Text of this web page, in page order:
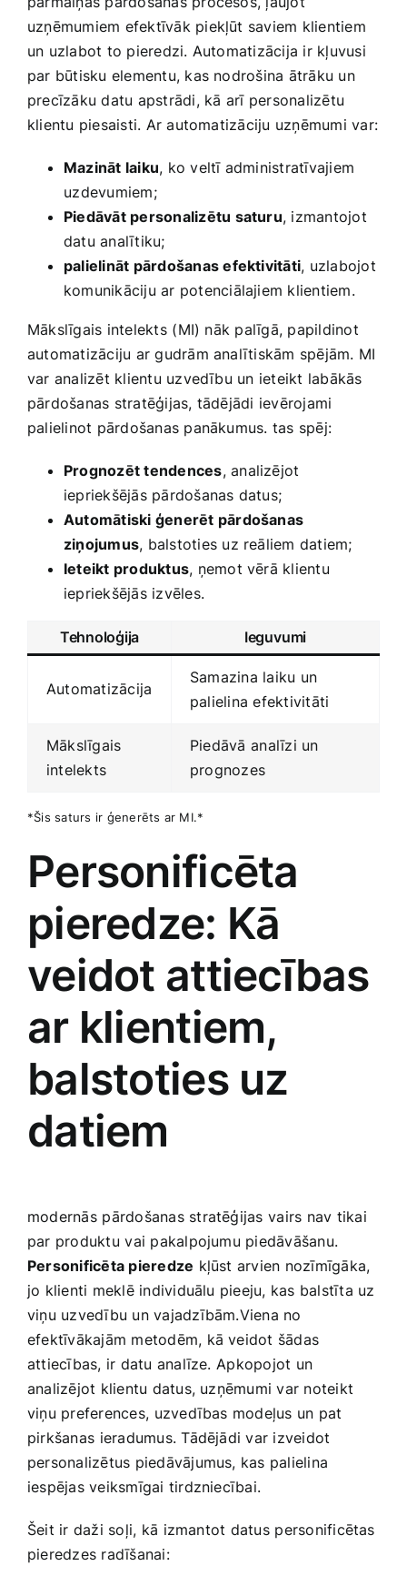
uzņēmumiem efektīvāk piekļūt saviem ‍klientiem
un uzlabot to pieredzi. Automatizācija ir kļuvusi
par būtisku ‌elementu,‌ kas nodrošina ātrāku un
precīzāku datu apstrādi, kā⁢ arī personalizētu
klientu piesaisti. Ar automatizāciju‍ uzņēmumi var:
Mazināt laiku, ko veltī administratīvajiem
⁣uzdevumiem;
Piedāvāt personalizētu ‌saturu, izmantojot
datu analītiku;
palielināt pārdošanas efektivitāti, uzlabojot
komunikāciju ar potenciālajiem klientiem.
Mākslīgais intelekts⁤ (MI) nāk palīgā, papildinot
automatizāciju ar gudrām analītiskām spējām. ⁤MI
var analizēt klientu uzvedību un ieteikt labākās
pārdošanas stratēģijas, tādējādi ievērojami
palielinot pārdošanas panākumus. tas spēj:
Prognozēt tendences, analizējot
iepriekšējās pārdošanas datus;
Automātiski ģenerēt pārdošanas
ziņojumus, balstoties uz reāliem datiem;
Ieteikt produktus,​ ņemot vērā klientu
iepriekšējās izvēles.
Tehnoloģija Ieguvumi
Automatizācija
Samazina laiku un‍
palielina efektivitāti
Mākslīgais
intelekts
Piedāvā ⁢analīzi un
prognozes
*Šis saturs ir ģenerēts ar MI.*
Personificēta
pieredze: Kā
veidot attiecības
ar klientiem,
balstoties uz⁢
datiem
modernās⁢ pārdošanas stratēģijas⁤ vairs‌ nav tikai
par produktu⁣ vai pakalpojumu piedāvāšanu.
Personificēta pieredze kļūst arvien nozīmīgāka,
jo​ klienti meklē individuālu pieeju, kas balstīta uz
viņu uzvedību un vajadzībām.Viena no
efektīvākajām metodēm, kā veidot šādas⁢
attiecības, ir datu analīze.⁢ Apkopojot ⁤un ​
analizējot klientu datus, uzņēmumi var noteikt
viņu preferences, ⁤uzvedības modeļus un pat
pirkšanas⁢ ieradumus. Tādējādi var izveidot
personalizētus piedāvājumus, kas palielina‍
iespējas ‍veiksmīgai tirdzniecībai.
Šeit ir daži soļi, ⁤kā izmantot datus ⁣personificētas
pieredzes radīšanai: